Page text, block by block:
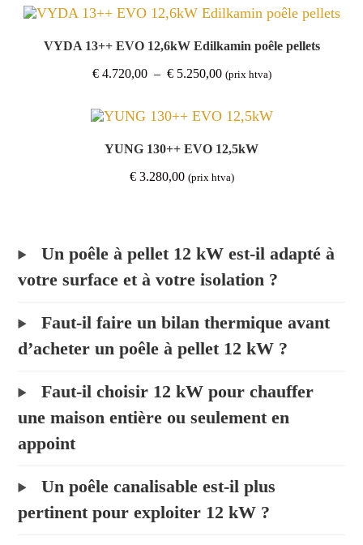
à
€ 4.000,00
VYDA 13++ EVO 12,6kW Edilkamin poêle pellets
€4.720,00 – €5.250,00Plage
de
à
€ 5.250,00
(prix htva)
YUNG 130++ EVO 12,5kW
€3.280,00 (prix htva)
Un poêle à pellet 12 kW est-il adapté à
votre surface et à votre isolation ?
Faut-il faire un bilan thermique avant
d’acheter un poêle à pellet 12 kW ?
Faut-il choisir 12 kW pour chauffer
une maison entière ou seulement en
appoint
Un poêle canalisable est-il plus
pertinent pour exploiter 12 kW ?